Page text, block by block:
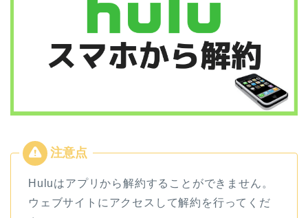
Huluはアプリから解約することができません。
ウェブサイトにアクセスして解約を行ってくだ